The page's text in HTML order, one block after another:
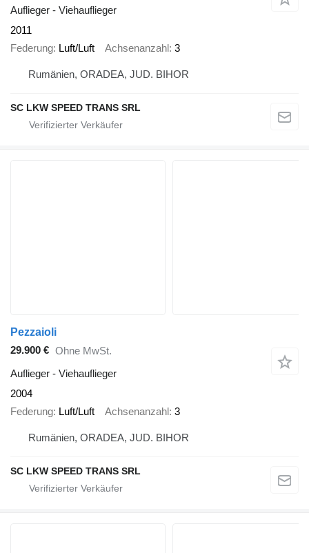
Auflieger - Viehauflieger
2011
Federung Luft/Luft Achsenanzahl 3
Rumänien, ORADEA, JUD. BIHOR
SC LKW SPEED TRANS SRL
Pezzaioli
29.900 € Ohne MwSt.
Auflieger - Viehauflieger
2004
Federung Luft/Luft Achsenanzahl 3
Rumänien, ORADEA, JUD. BIHOR
SC LKW SPEED TRANS SRL